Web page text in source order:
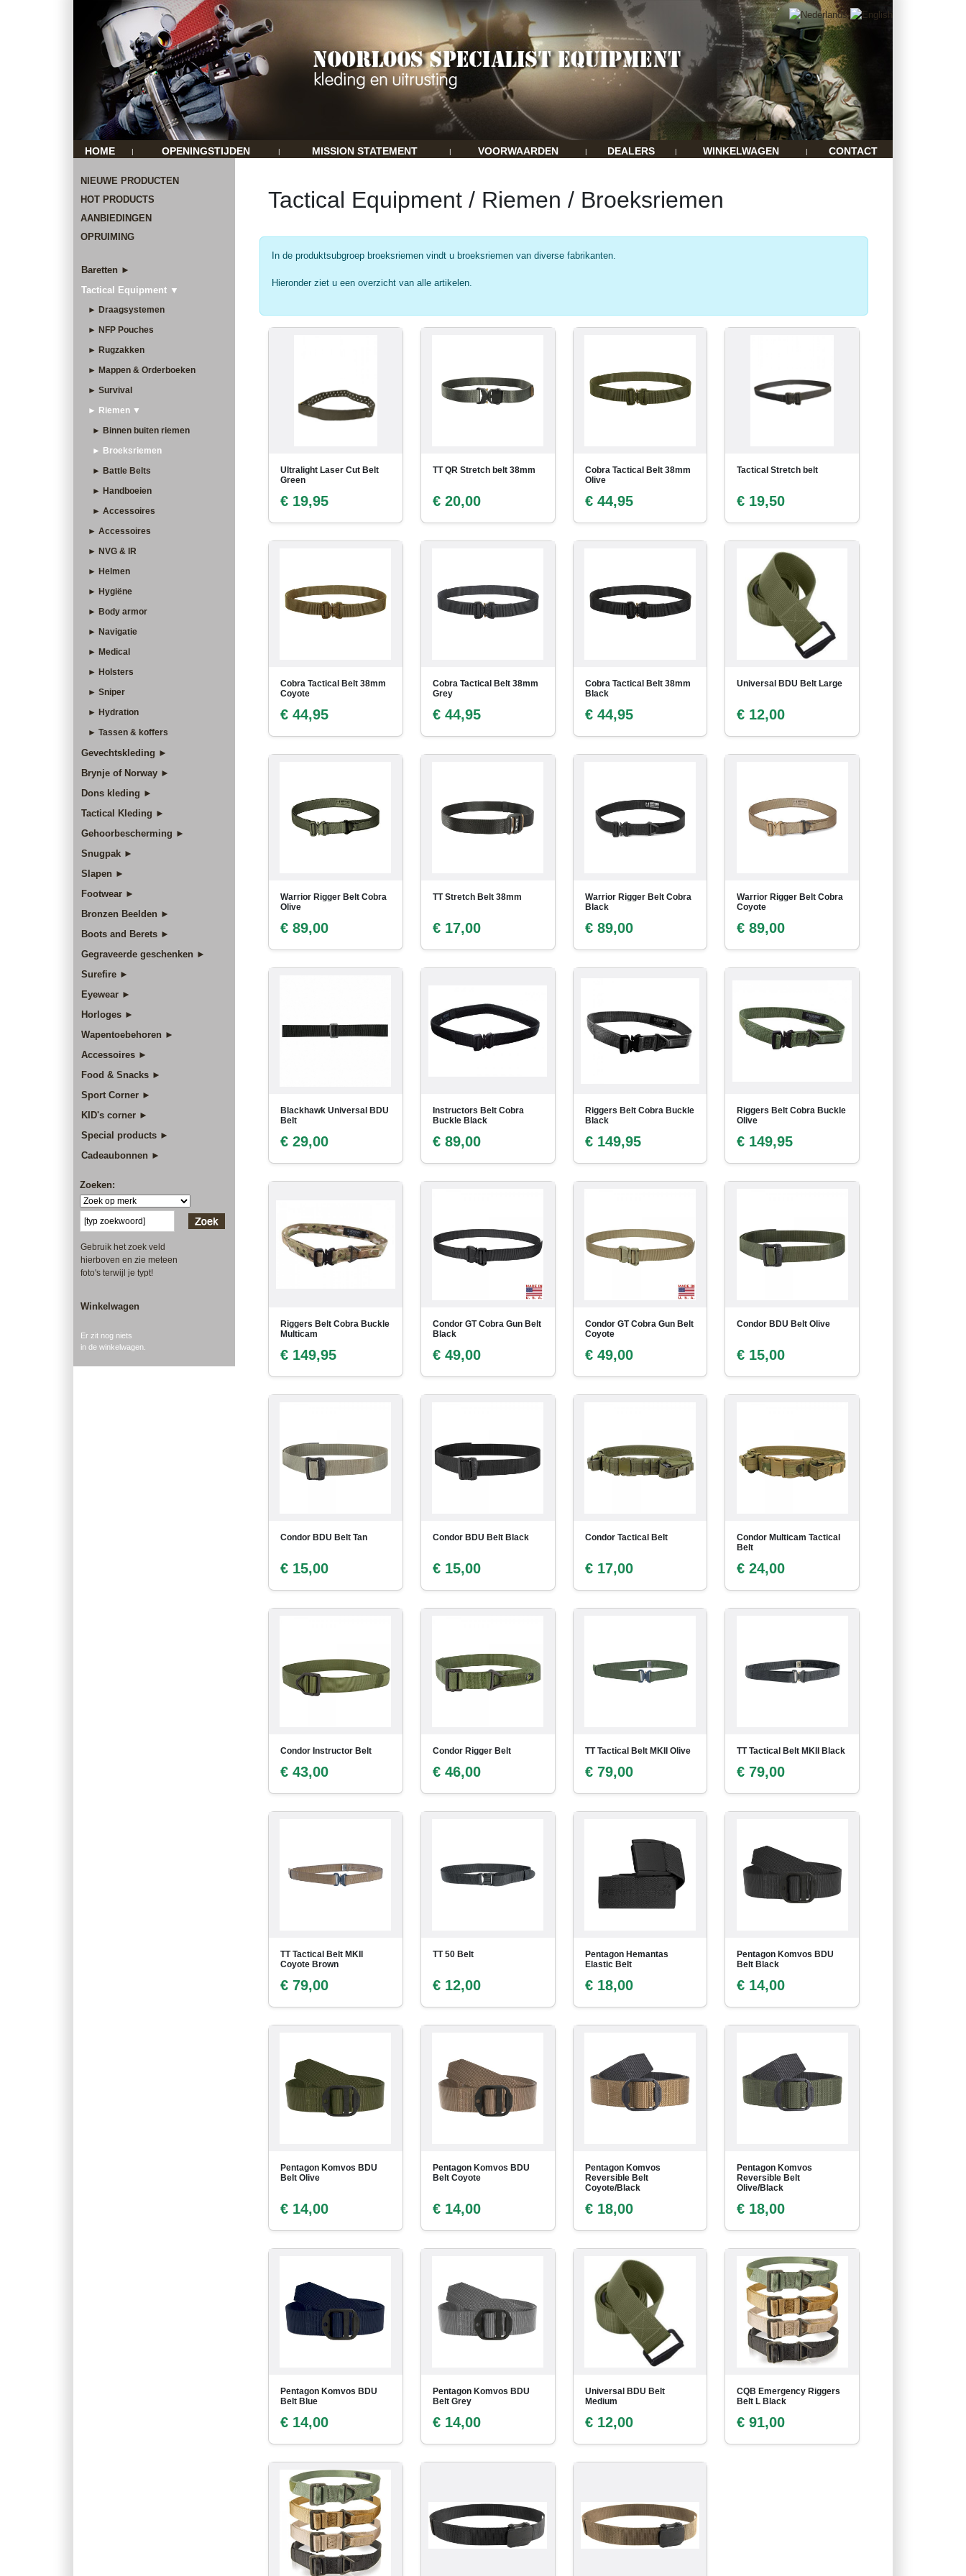
HOME | OPENINGSTIJDEN | MISSION STATEMENT | VOORWAARDEN | DEALERS | WINKELWAGEN | CONTACT
NIEUWE PRODUCTEN
HOT PRODUCTS
AANBIEDINGEN
OPRUIMING
Baretten ►
Tactical Equipment ▼
► Draagsystemen
► NFP Pouches
► Rugzakken
► Mappen & Orderboeken
► Survival
► Riemen ▼
► Binnen buiten riemen
► Broeksriemen
► Battle Belts
► Handboeien
► Accessoires
► Accessoires
► NVG & IR
► Helmen
► Hygiëne
► Body armor
► Navigatie
► Medical
► Holsters
► Sniper
► Hydration
► Tassen & koffers
Gevechtskleding ►
Brynje of Norway ►
Dons kleding ►
Tactical Kleding ►
Gehoorbescherming ►
Snugpak ►
Slapen ►
Footwear ►
Bronzen Beelden ►
Boots and Berets ►
Gegraveerde geschenken ►
Surefire ►
Eyewear ►
Horloges ►
Wapentoebehoren ►
Accessoires ►
Food & Snacks ►
Sport Corner ►
KID's corner ►
Special products ►
Cadeaubonnen ►
Zoeken:
Gebruik het zoek veld
hierboven en zie meteen
foto's terwijl je typt!
Winkelwagen
Er zit nog niets
in de winkelwagen.
Tactical Equipment / Riemen / Broeksriemen
In de produktsubgroep broeksriemen vindt u broeksriemen van diverse fabrikanten.
Hieronder ziet u een overzicht van alle artikelen.
Ultralight Laser Cut Belt
Green
€ 19,95
TT QR Stretch belt 38mm
€ 20,00
Cobra Tactical Belt 38mm
Olive
€ 44,95
Tactical Stretch belt
€ 19,50
Cobra Tactical Belt 38mm
Coyote
€ 44,95
Cobra Tactical Belt 38mm
Grey
€ 44,95
Cobra Tactical Belt 38mm
Black
€ 44,95
Universal BDU Belt Large
€ 12,00
Warrior Rigger Belt Cobra
Olive
€ 89,00
TT Stretch Belt 38mm
€ 17,00
Warrior Rigger Belt Cobra
Black
€ 89,00
Warrior Rigger Belt Cobra
Coyote
€ 89,00
Blackhawk Universal BDU
Belt
€ 29,00
Instructors Belt Cobra
Buckle Black
€ 89,00
Riggers Belt Cobra Buckle
Black
€ 149,95
Riggers Belt Cobra Buckle
Olive
€ 149,95
Riggers Belt Cobra Buckle
Multicam
€ 149,95
Condor GT Cobra Gun Belt
Black
€ 49,00
Condor GT Cobra Gun Belt
Coyote
€ 49,00
Condor BDU Belt Olive
€ 15,00
Condor BDU Belt Tan
€ 15,00
Condor BDU Belt Black
€ 15,00
Condor Tactical Belt
€ 17,00
Condor Multicam Tactical
Belt
€ 24,00
Condor Instructor Belt
€ 43,00
Condor Rigger Belt
€ 46,00
TT Tactical Belt MKII Olive
€ 79,00
TT Tactical Belt MKII Black
€ 79,00
TT Tactical Belt MKII
Coyote Brown
€ 79,00
TT 50 Belt
€ 12,00
Pentagon Hemantas
Elastic Belt
€ 18,00
Pentagon Komvos BDU
Belt Black
€ 14,00
Pentagon Komvos BDU
Belt Olive
€ 14,00
Pentagon Komvos BDU
Belt Coyote
€ 14,00
Pentagon Komvos
Reversible Belt
Coyote/Black
€ 18,00
Pentagon Komvos
Reversible Belt
Olive/Black
€ 18,00
Pentagon Komvos BDU
Belt Blue
€ 14,00
Pentagon Komvos BDU
Belt Grey
€ 14,00
Universal BDU Belt
Medium
€ 12,00
CQB Emergency Riggers
Belt L Black
€ 91,00